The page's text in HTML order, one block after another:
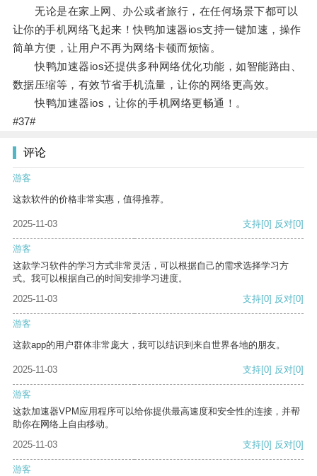
无论是在家上网、办公或者旅行，在任何场景下都可以
让你的手机网络飞起来！快鸭加速器ios支持一键加速，操作
简单方便，让用户不再为网络卡顿而烦恼。
快鸭加速器ios还提供多种网络优化功能，如智能路由、
数据压缩等，有效节省手机流量，让你的网络更高效。
快鸭加速器ios，让你的手机网络更畅通！。
#37#
评论
游客
这款软件的价格非常实惠，值得推荐。
2025-11-03 支持[0] 反对[0]
游客
这款学习软件的学习方式非常灵活，可以根据自己的需求选择学习方
式。我可以根据自己的时间安排学习进度。
2025-11-03
支持[0] 反对[0]
游客
这款app的用户群体非常庞大，我可以结识到来自世界各地的朋友。
2025-11-03 支持[0] 反对[0]
游客
这款加速器VPM应用程序可以给你提供最高速度和安全性的连接，并帮
助你在网络上自由移动。
2025-11-03
支持[0] 反对[0]
游客